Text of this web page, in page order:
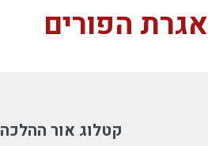
אגרת הפורים
קטלוג אור ההלכה